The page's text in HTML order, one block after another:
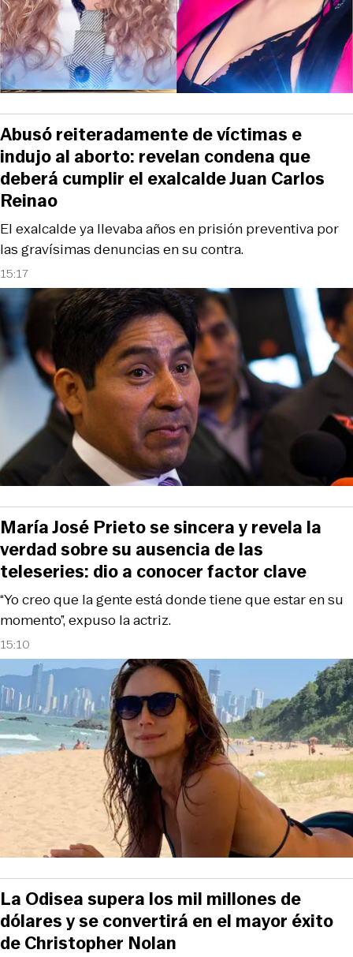
15:17
El exalcalde ya llevaba años en prisión preventiva por
las gravísimas denuncias en su contra.
Abusó reiteradamente de víctimas e
indujo al aborto: revelan condena que
deberá cumplir el exalcalde Juan Carlos
Reinao
15:10
“Yo creo que la gente está donde tiene que estar en su
momento”, expuso la actriz.
María José Prieto se sincera y revela la
verdad sobre su ausencia de las
teleseries: dio a conocer factor clave
La Odisea supera los mil millones de
dólares y se convertirá en el mayor éxito
de Christopher Nolan